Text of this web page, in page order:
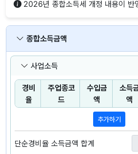
2026년 종합소득세 개정 내용이 반
종합소득금액
사업소득
경비
율
주업종코
드
수입금
액
소득
액
추가하기
단순경비율 소득금액 합계